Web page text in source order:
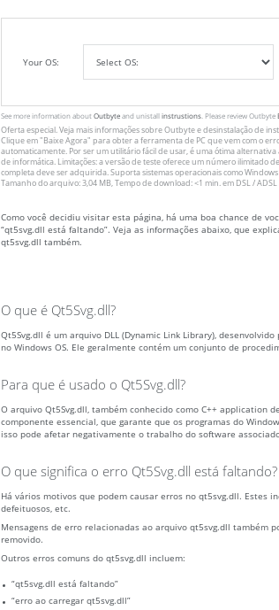
Your OS:
See more information about Outbyteand unistallinstrustions . Please review Outbyte
Oferta especial. Veja mais informações sobreOutbytee desinstalaçãode
Clique em"Baixe Agora" para obter a ferramenta de PC que vem com o
automaticamente. Por ser um utilitário fácil de usar, é uma ótima
de informática. Limitações: a versão de teste oferece um número ilimitado
completa deve ser adquirida. Suporta sistemas operacionais como
Tamanho do arquivo: 3,04 MB, Tempo de download: <1 min. em DSL / ADSL
Como você decidiu visitar esta página, há uma boa chance de
“qt5svg.dll está faltando”. Veja as informações abaixo, que
qt5svg.dll também.
O que é Qt5Svg.dll?
Qt5Svg.dll é um arquivo DLL (Dynamic Link Library),
no Windows OS. Ele geralmente contém um conjunto de
Para que é usado o Qt5Svg.dll?
O arquivo Qt5Svg.dll, também conhecido como C++ application
componente essencial, que garante que os programas do
isso pode afetar negativamente o trabalho do software
O que significa o erro Qt5Svg.dll está faltando?
Há vários motivos que podem causar erros no qt5svg.dll. Estes
defeituosos, etc.
Mensagens de erro relacionadas ao arquivo qt5svg.dll
removido.
Outros erros comuns do qt5svg.dll incluem:
“qt5svg.dll está faltando”
“erro ao carregar qt5svg.dll”